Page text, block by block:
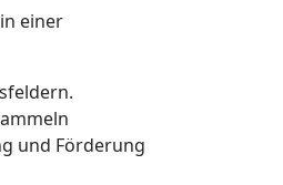
einer
und Förderung